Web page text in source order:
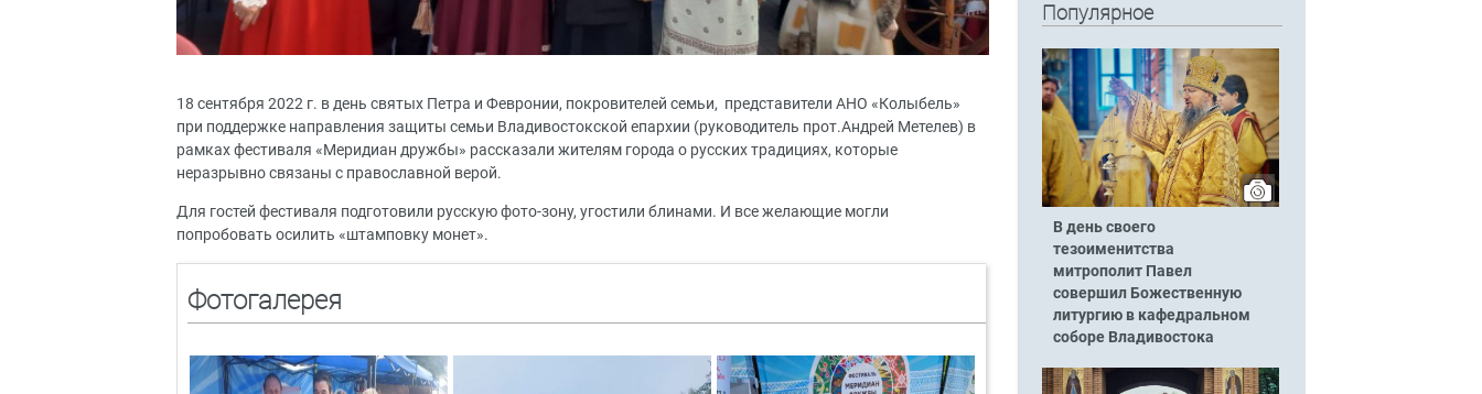
18 сентября 2022 г. в день святых Петра и Февронии, покровителей семьи, представители АНО «Колыбель»
при поддержке направления защиты семьи Владивостокской епархии (руководитель прот.Андрей Метелев) в
рамках фестиваля «Меридиан дружбы» рассказали жителям города о русских традициях, которые
неразрывно связаны с православной верой.
Для гостей фестиваля подготовили русскую фото-зону, угостили блинами. И все желающие могли
попробовать осилить «штамповку монет».
Фотогалерея
Популярное
В день своего
тезоименитства
митрополит Павел
совершил Божественную
литургию в кафедральном
соборе Владивостока